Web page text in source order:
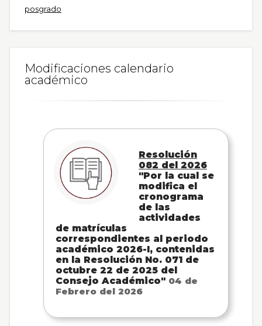
posgrado
Modificaciones calendario
académico
Resolución
082 del 2026
"Por la cual se
modifica el
cronograma
de las
actividades
de matrículas
correspondientes al periodo
académico 2026-I, contenidas
en la Resolución No. 071 de
octubre 22 de 2025 del
Consejo Académico" 04 de
Febrero del 2026